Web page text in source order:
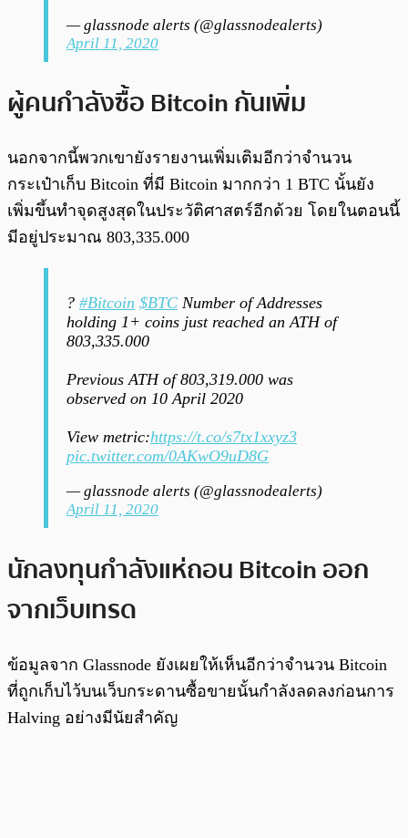
— glassnode alerts (@glassnodealerts)
April 11, 2020
ผู้คนกำลังซื้อ Bitcoin กันเพิ่ม
นอกจากนี้พวกเขายังรายงานเพิ่มเติมอีกว่าจำนวน
กระเป๋าเก็บ Bitcoin ที่มี Bitcoin มากกว่า 1 BTC นั้นยัง
เพิ่มขึ้นทำจุดสูงสุดในประวัติศาสตร์อีกด้วย โดยในตอนนี้
มีอยู่ประมาณ 803,335.000
? #Bitcoin $BTC Number of Addresses
holding 1+ coins just reached an ATH of
803,335.000
Previous ATH of 803,319.000 was
observed on 10 April 2020
View metric:https://t.co/s7tx1xxyz3
pic.twitter.com/0AKwO9uD8G
— glassnode alerts (@glassnodealerts)
April 11, 2020
นักลงทุนกำลังแห่ถอน Bitcoin ออก
จากเว็บเทรด
ข้อมูลจาก Glassnode ยังเผยให้เห็นอีกว่าจำนวน Bitcoin
ที่ถูกเก็บไว้บนเว็บกระดานซื้อขายนั้นกำลังลดลงก่อนการ
Halving อย่างมีนัยสำคัญ